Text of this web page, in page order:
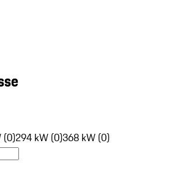
(0)294 kW (0)368 kW (0)